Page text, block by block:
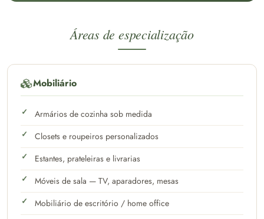
Áreas de especialização
Mobiliário
Armários de cozinha sob medida
Closets e roupeiros personalizados
Estantes, prateleiras e livrarias
Móveis de sala — TV, aparadores, mesas
Mobiliário de escritório / home office